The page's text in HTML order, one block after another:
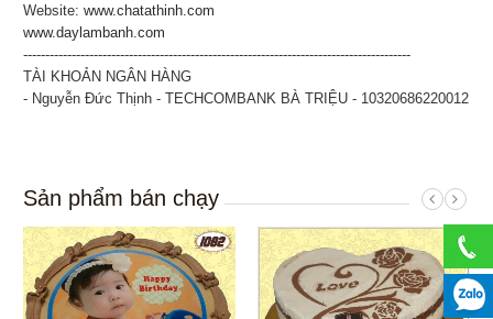
Website:www.chatathinh.com
www.daylambanh.com
----------------------------------------------------------------------------------------
TÀI KHOẢN NGÂN HÀNG
- Nguyễn Đức Thịnh - TECHCOMBANK BÀ TRIỆU - 10320686220012
Sản phẩm bán chạy